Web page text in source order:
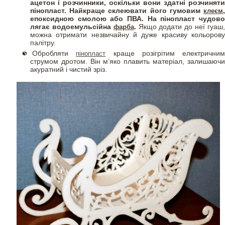
ацетон і розчинники, оскільки вони здатні розчиняти
пінопласт. Найкраще склеювати його гумовим клеєм,
епоксидною смолою або ПВА. На пінопласт чудово
лягає водоемульсійна фарба. Якщо додати до неї гуаш,
можна отримати незвичайну й дуже красиву кольорову
палітру.
Обробляти пінопласт краще розігрітим електричним
струмом дротом. Він м’яко плавить матеріал, залишаючи
акуратний і чистий зріз.